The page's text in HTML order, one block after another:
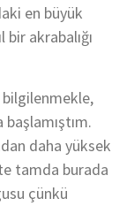
en büyük
akrabalığı
daha yüksek
tamda burada
çünkü